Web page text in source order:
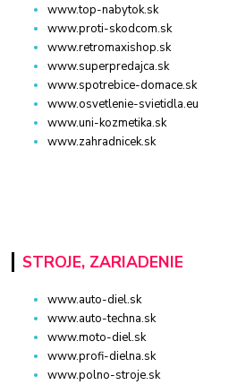
www.top-nabytok.sk
www.proti-skodcom.sk
www.retromaxishop.sk
www.superpredajca.sk
www.spotrebice-domace.sk
www.osvetlenie-svietidla.eu
www.uni-kozmetika.sk
www.zahradnicek.sk
STROJE, ZARIADENIE
www.auto-diel.sk
www.auto-techna.sk
www.moto-diel.sk
www.profi-dielna.sk
www.polno-stroje.sk